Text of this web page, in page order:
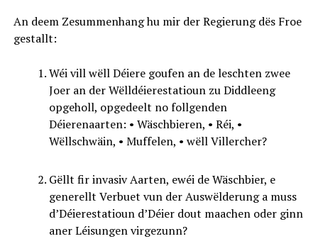
An deem Zesummenhang hu mir der Regierung dës Froe
gestallt:
Wéi vill wëll Déiere goufen an de leschten zwee
Joer an der Wëlldéierestatioun zu Diddleeng
opgeholl, opgedeelt no follgenden
Déierenaarten: • Wäschbieren, • Réi, •
Wëllschwäin, • Muffelen, • wëll Villercher?
Gëllt fir invasiv Aarten, ewéi de Wäschbier, e
generellt Verbuet vun der Auswëlderung a muss
d’Déierestatioun d’Déier dout maachen oder ginn
aner Léisungen virgezunn?